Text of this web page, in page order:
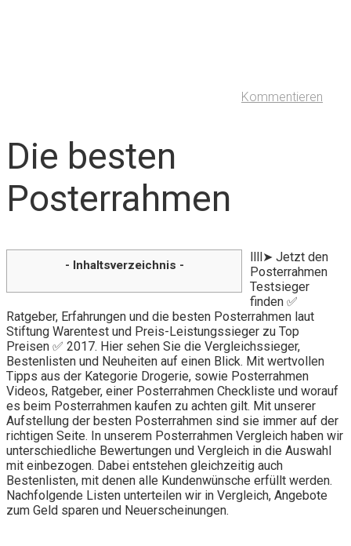
Kommentieren
Die besten
Posterrahmen
- Inhaltsverzeichnis -
llll➤ Jetzt den
Posterrahmen
Testsieger
finden ✅
Ratgeber, Erfahrungen und die besten Posterrahmen laut
Stiftung Warentest und Preis-Leistungssieger zu Top
Preisen ✅ 2017. Hier sehen Sie die Vergleichssieger,
Bestenlisten und Neuheiten auf einen Blick. Mit wertvollen
Tipps aus der Kategorie Drogerie, sowie Posterrahmen
Videos, Ratgeber, einer Posterrahmen Checkliste und worauf
es beim Posterrahmen kaufen zu achten gilt. Mit unserer
Aufstellung der besten Posterrahmen sind sie immer auf der
richtigen Seite. In unserem Posterrahmen Vergleich haben wir
unterschiedliche Bewertungen und Vergleich in die Auswahl
mit einbezogen. Dabei entstehen gleichzeitig auch
Bestenlisten, mit denen alle Kundenwünsche erfüllt werden.
Nachfolgende Listen unterteilen wir in Vergleich, Angebote
zum Geld sparen und Neuerscheinungen.